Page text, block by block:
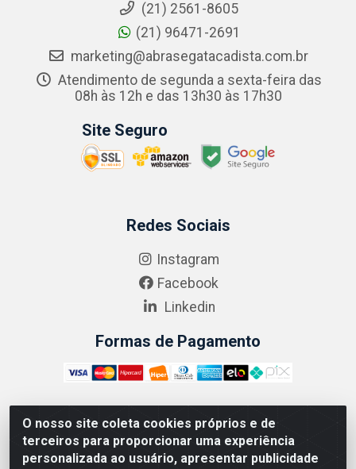
O nosso site coleta cookies próprios e de
terceiros para proporcionar uma experiência
personalizada ao usuário, apresentar publicidade
(21) 2561-8605
(21) 96471-2691
marketing@abrasegatacadista.com.br
Atendimento de segunda a sexta-feira das
08h às 12h e das 13h30 às 17h30
Site Seguro
Redes Sociais
Instagram
Facebook
Linkedin
Formas de Pagamento
ABRASEG COMÉRCIO ATACADISTA LTDA - CNPJ:
10.894.768/0001-00 - Avenida Lobo Júnior, 1045 -